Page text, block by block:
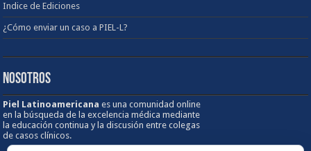
Indice de Ediciones
¿Cómo enviar un caso a PIEL-L?
NOSOTROS
Piel Latinoamericanaes una comunidad online
en la búsqueda de la excelencia médica mediante
la educación continua y la discusión entre colegas
de casos clínicos.